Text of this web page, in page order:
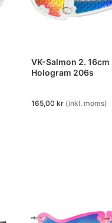
VK-Salmon 2. 16cm
Hologram 206s
165,00 kr (inkl. moms)